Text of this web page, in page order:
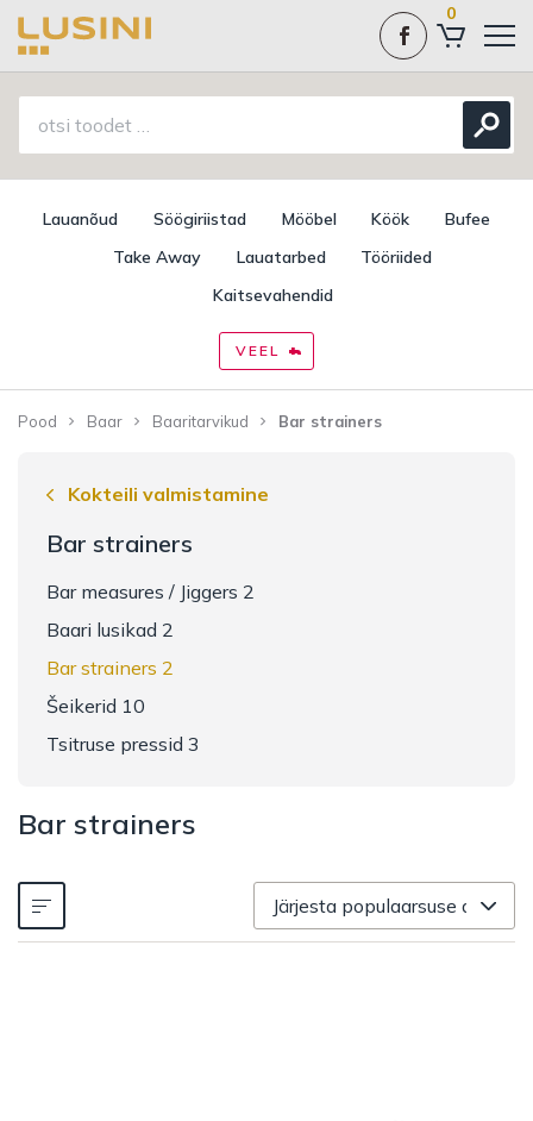
0
Lauanõud Söögiriistad Mööbel Köök
Bufee
Take Away
Lauatarbed
Tööriided
Kaitsevahendid
VEEL
Pood Baar Baaritarvikud Bar strainers
Kokteili valmistamine
Bar strainers
Bar measures / Jiggers 2
Baari lusikad 2
Bar strainers 2
Šeikerid 10
Tsitruse pressid 3
Bar strainers